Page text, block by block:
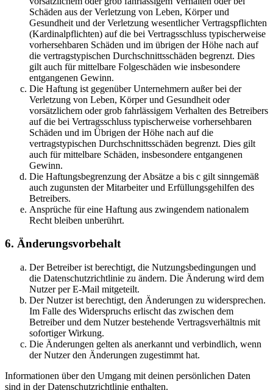
Schäden aus der Verletzung von Leben, Körper und
Gesundheit und der Verletzung wesentlicher Vertragspflichten
(Kardinalpflichten) auf die bei Vertragsschluss typischerweise
vorhersehbaren Schäden und im übrigen der Höhe nach auf
die vertragstypischen Durchschnittsschäden begrenzt. Dies
gilt auch für mittelbare Folgeschäden wie insbesondere
entgangenen Gewinn.
Die Haftung ist gegenüber Unternehmern außer bei der
Verletzung von Leben, Körper und Gesundheit oder
vorsätzlichem oder grob fahrlässigem Verhalten des Betreibers
auf die bei Vertragsschluss typischerweise vorhersehbaren
Schäden und im Übrigen der Höhe nach auf die
vertragstypischen Durchschnittsschäden begrenzt. Dies gilt
auch für mittelbare Schäden, insbesondere entgangenen
Gewinn.
Die Haftungsbegrenzung der Absätze a bis c gilt sinngemäß
auch zugunsten der Mitarbeiter und Erfüllungsgehilfen des
Betreibers.
Ansprüche für eine Haftung aus zwingendem nationalem
Recht bleiben unberührt.
6. Änderungsvorbehalt
Der Betreiber ist berechtigt, die Nutzungsbedingungen und
die Datenschutzrichtlinie zu ändern. Die Änderung wird dem
Nutzer per E-Mail mitgeteilt.
Der Nutzer ist berechtigt, den Änderungen zu widersprechen.
Im Falle des Widerspruchs erlischt das zwischen dem
Betreiber und dem Nutzer bestehende Vertragsverhältnis mit
sofortiger Wirkung.
Die Änderungen gelten als anerkannt und verbindlich, wenn
der Nutzer den Änderungen zugestimmt hat.
Informationen über den Umgang mit deinen persönlichen Daten
sind in der Datenschutzrichtlinie enthalten.